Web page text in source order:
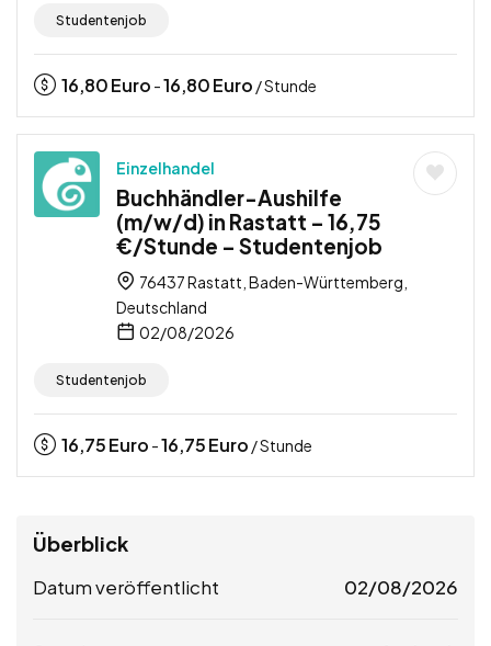
Studentenjob
16,80Euro -16,80Euro / Stunde
Einzelhandel
Buchhändler-Aushilfe
(m/w/d) in Rastatt – 16,75
€/Stunde – Studentenjob
76437 Rastatt, Baden-Württemberg,
Deutschland
02/08/2026
Studentenjob
16,75Euro -16,75Euro / Stunde
Überblick
Datum veröffentlicht 02/08/2026